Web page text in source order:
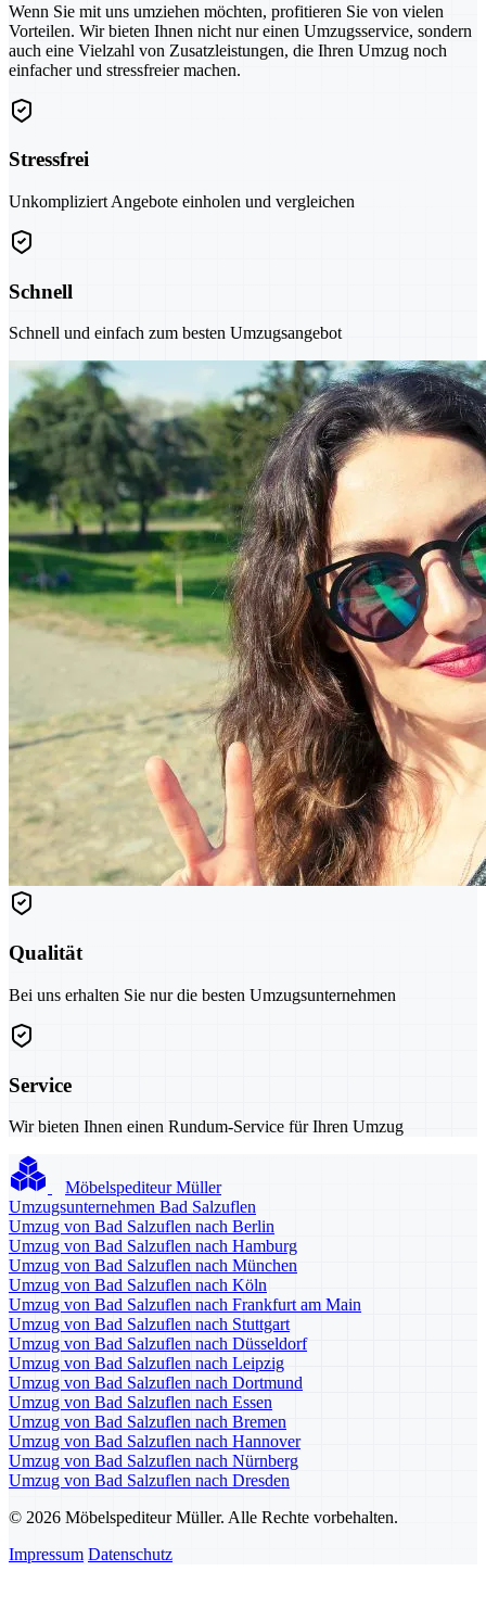
Wenn Sie mit uns umziehen möchten, profitieren Sie von vielen
Vorteilen. Wir bieten Ihnen nicht nur einen Umzugsservice, sondern
auch eine Vielzahl von Zusatzleistungen, die Ihren Umzug noch
einfacher und stressfreier machen.
Stressfrei
Unkompliziert Angebote einholen und vergleichen
Schnell
Schnell und einfach zum besten Umzugsangebot
Qualität
Bei uns erhalten Sie nur die besten Umzugsunternehmen
Service
Wir bieten Ihnen einen Rundum-Service für Ihren Umzug
Möbelspediteur Müller
Umzugsunternehmen Bad Salzuflen
Umzug von Bad Salzuflen nach Berlin
Umzug von Bad Salzuflen nach Hamburg
Umzug von Bad Salzuflen nach München
Umzug von Bad Salzuflen nach Köln
Umzug von Bad Salzuflen nach Frankfurt am Main
Umzug von Bad Salzuflen nach Stuttgart
Umzug von Bad Salzuflen nach Düsseldorf
Umzug von Bad Salzuflen nach Leipzig
Umzug von Bad Salzuflen nach Dortmund
Umzug von Bad Salzuflen nach Essen
Umzug von Bad Salzuflen nach Bremen
Umzug von Bad Salzuflen nach Hannover
Umzug von Bad Salzuflen nach Nürnberg
Umzug von Bad Salzuflen nach Dresden
© 2026 Möbelspediteur Müller. Alle Rechte vorbehalten.
Impressum Datenschutz